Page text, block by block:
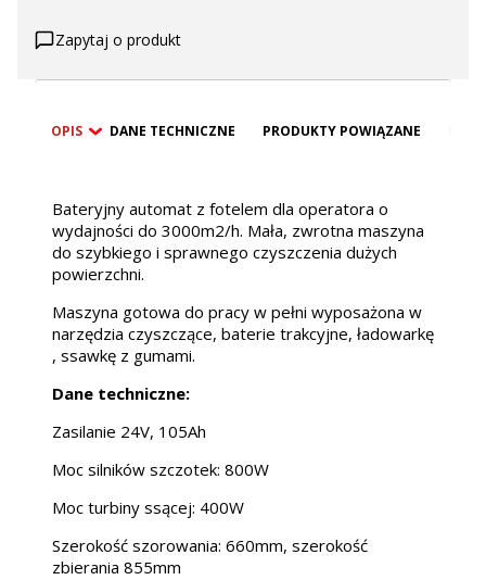
Zapytaj o produkt
OPIS DANE TECHNICZNE PRODUKTY POWIĄZANE
Bateryjny automat z fotelem dla operatora o
wydajności do 3000m2/h. Mała, zwrotna maszyna
do szybkiego i sprawnego czyszczenia dużych
powierzchni.
Maszyna gotowa do pracy w pełni wyposażona w
narzędzia czyszczące, baterie trakcyjne, ładowarkę
, ssawkę z gumami.
Dane techniczne:
Zasilanie 24V, 105Ah
Moc silników szczotek: 800W
Moc turbiny ssącej: 400W
Szerokość szorowania: 660mm, szerokość
zbierania 855mm